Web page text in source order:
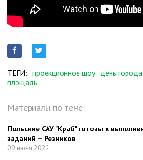
ТЕГИ: проекционное шоу день города
площадь
Материалы по теме:
Польские САУ "Краб" готовы к
заданий – Резников
09 июня 2022